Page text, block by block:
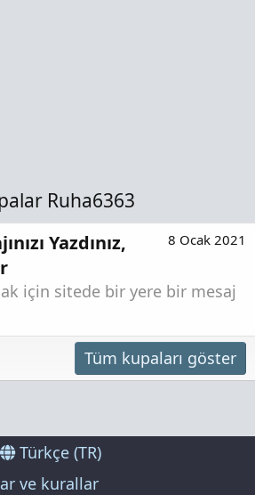
Ruha6363
8 Ocak 2021
Yazdınız,
için sitede bir yere bir mesaj
Tüm kupaları göster
Türkçe (TR)
ve kurallar